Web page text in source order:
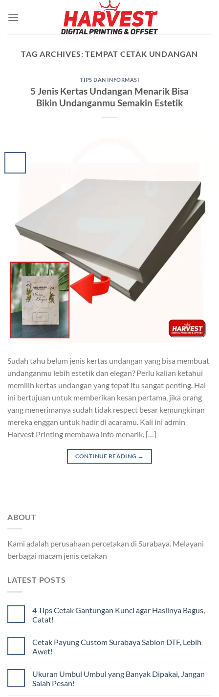
TAG ARCHIVES:TEMPAT CETAK UNDANGAN
TIPS DAN INFORMASI
5 Jenis Kertas Undangan Menarik Bisa
Bikin Undanganmu Semakin Estetik
Sudah tahu belum jenis kertas undangan yang bisa membuat
undanganmu lebih estetik dan elegan? Perlu kalian ketahui
memilih kertas undangan yang tepat itu sangat penting. Hal
ini bertujuan untuk memberikan kesan pertama, jika orang
yang menerimanya sudah tidak respect besar kemungkinan
mereka enggan untuk hadir di acaramu. Kali ini admin
Harvest Printing membawa info menarik, […]
CONTINUE READING →
ABOUT
Kami adalah perusahaan percetakan di Surabaya. Melayani
berbagai macam jenis cetakan
LATEST POSTS
4 Tips Cetak Gantungan Kunci agar Hasilnya Bagus,
Catat!
Cetak Payung Custom Surabaya Sablon DTF, Lebih
Awet!
Ukuran Umbul Umbul yang Banyak Dipakai, Jangan
Salah Pesan!